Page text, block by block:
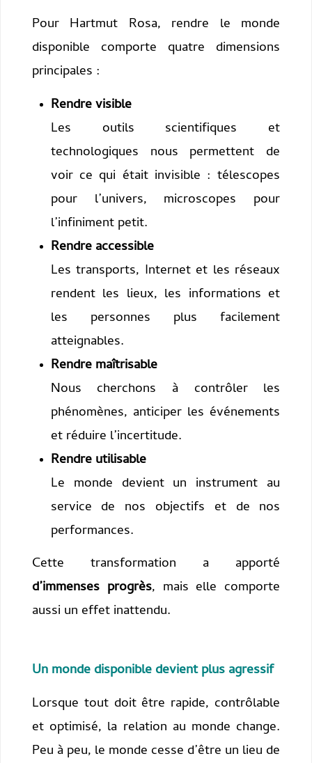
Pour Hartmut Rosa, rendre le monde
disponible comporte quatre dimensions
principales :
Rendre visible
Les outils scientifiques et
technologiques nous permettent de
voir ce qui était invisible : télescopes
pour l’univers, microscopes pour
l’infiniment petit.
Rendre accessible
Les transports, Internet et les réseaux
rendent les lieux, les informations et
les personnes plus facilement
atteignables.
Rendre maîtrisable
Nous cherchons à contrôler les
phénomènes, anticiper les événements
et réduire l’incertitude.
Rendre utilisable
Le monde devient un instrument au
service de nos objectifs et de nos
performances.
Cette transformation a apporté
d’immenses progrès, mais elle comporte
aussi un effet inattendu.
Un monde disponible devient plus agressif
Lorsque tout doit être rapide, contrôlable
et optimisé, la relation au monde change.
Peu à peu, le monde cesse d’être un lieu de